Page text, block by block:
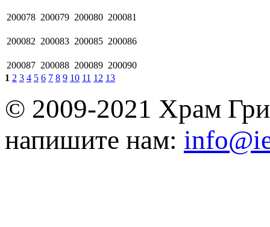
200078 200079 200080 200081
200082 200083 200085 200086
200087 200088 200089 200090
1 2 3 4 5 6 7 8 9 10 11 12 13
© 2009-2021 Храм
напишите нам: